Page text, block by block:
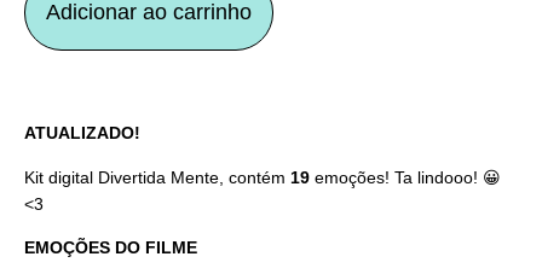
Adicionar ao carrinho
ATUALIZADO!
Kit digital Divertida Mente, contém 19 emoções! Ta lindooo! 😀
<3
EMOÇÕES DO FILME